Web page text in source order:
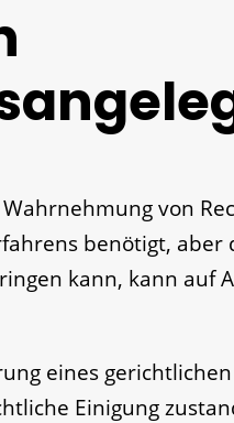
von
benötigt,
kann, kann auf
eines
Einigung